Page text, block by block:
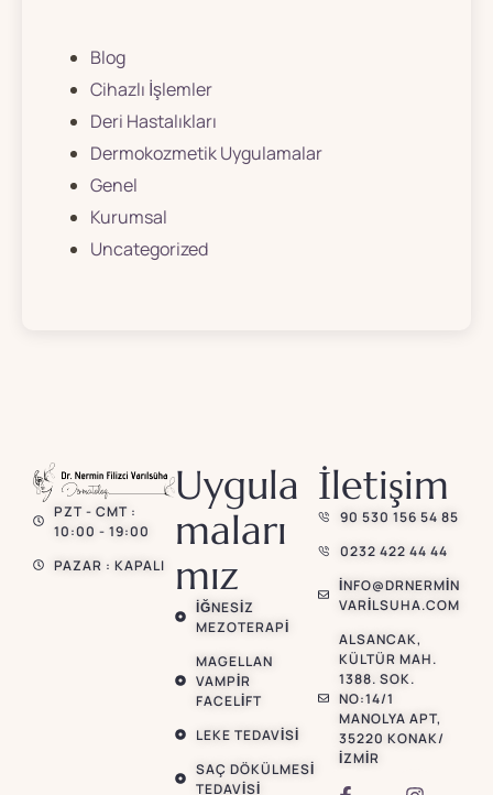
Blog
Cihazlı İşlemler
Deri Hastalıkları
Dermokozmetik Uygulamalar
Genel
Kurumsal
Uncategorized
PZT - CMT :
10:00 - 19:00
PAZAR : KAPALI
Uygula
maları
mız
İĞNESIZ
MEZOTERAPI
MAGELLAN
VAMPIR
FACELIFT
LEKE TEDAVISI
SAÇ DÖKÜLMESI
TEDAVISI
İletişim
90 530 156 54 85
0232 422 44 44
INFO@DRNERMIN
VARILSUHA.COM
ALSANCAK,
KÜLTÜR MAH.
1388. SOK.
NO:14/1
MANOLYA APT,
35220 KONAK/
İZMIR